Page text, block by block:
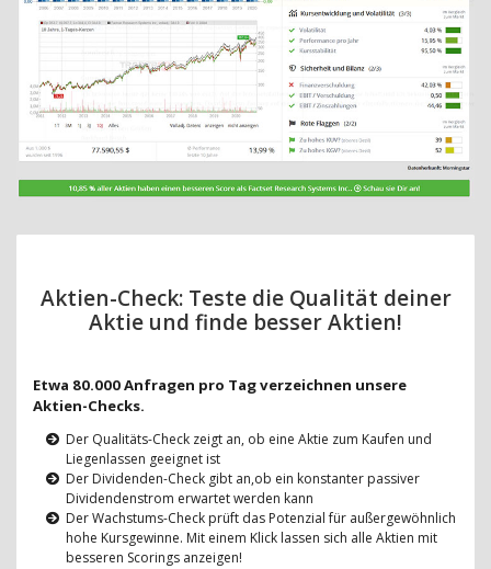
Aktien-Check: Teste die Qualität deiner
Aktie und finde besser Aktien!
Etwa 80.000 Anfragen pro Tag verzeichnen unsere
Aktien-Checks.
Der Qualitäts-Check zeigt an, ob eine Aktie zum Kaufen und
Liegenlassen geeignet ist
Der Dividenden-Check gibt an,ob ein konstanter passiver
Dividendenstrom erwartet werden kann
Der Wachstums-Check prüft das Potenzial für außergewöhnlich
hohe Kursgewinne. Mit einem Klick lassen sich alle Aktien mit
besseren Scorings anzeigen!